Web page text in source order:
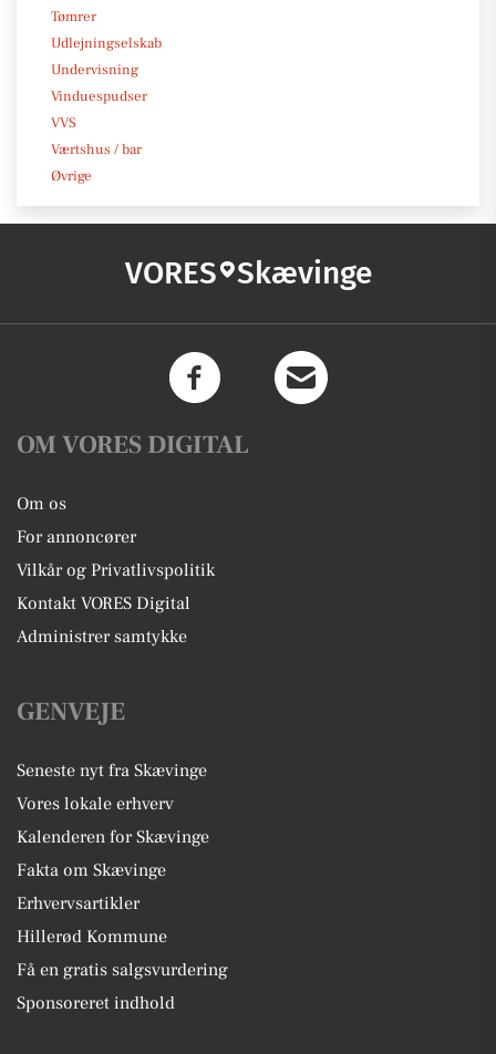
Tømrer
Udlejningselskab
Undervisning
Vinduespudser
VVS
Værtshus / bar
Øvrige
VORES Skævinge
OM VORES DIGITAL
Om os
For annoncører
Vilkår og Privatlivspolitik
Kontakt VORES Digital
Administrer samtykke
GENVEJE
Seneste nyt fra Skævinge
Vores lokale erhverv
Kalenderen for Skævinge
Fakta om Skævinge
Erhvervsartikler
Hillerød Kommune
Få en gratis salgsvurdering
Sponsoreret indhold